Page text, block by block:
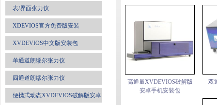
表/界面张力仪
XDEVIOS官方免费版安装
XVDEVIOS中文版安装包
单通道朗缪尔张力仪
四通道朗缪尔张力仪
便携式动态XVDEVIOS破解版安卓
高通量XVDEVIOS破解版
安卓手机安装包
双